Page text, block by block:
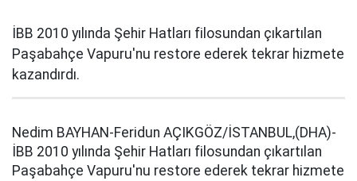
İBB 2010 yılında Şehir Hatları filosundan çıkartılan
Paşabahçe Vapuru'nu restore ederek tekrar hizmete
kazandırdı.
Nedim BAYHAN-Feridun AÇIKGÖZ/İSTANBUL,(DHA)-
İBB 2010 yılında Şehir Hatları filosundan çıkartılan
Paşabahçe Vapuru'nu restore ederek tekrar hizmete